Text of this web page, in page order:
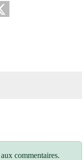
commentaires.